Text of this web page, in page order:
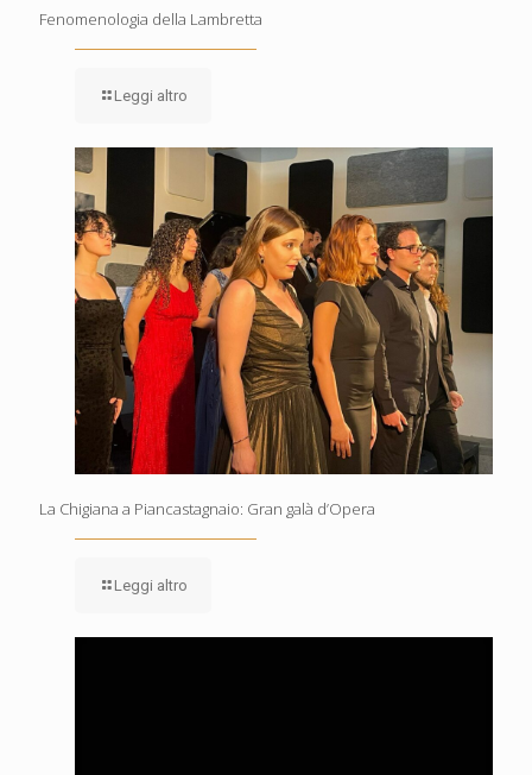
Fenomenologia della Lambretta
Leggi altro
La Chigiana a Piancastagnaio: Gran galà d’Opera
Leggi altro